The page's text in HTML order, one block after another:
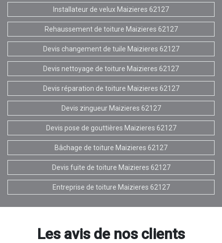
Installateur de velux Maizieres 62127
Rehaussement de toiture Maizieres 62127
Devis changement de tuile Maizieres 62127
Devis nettoyage de toiture Maizieres 62127
Devis réparation de toiture Maizieres 62127
Devis zingueur Maizieres 62127
Devis pose de gouttières Maizieres 62127
Bâchage de toiture Maizieres 62127
Devis fuite de toiture Maizieres 62127
Entreprise de toiture Maizieres 62127
Les avis de nos clients